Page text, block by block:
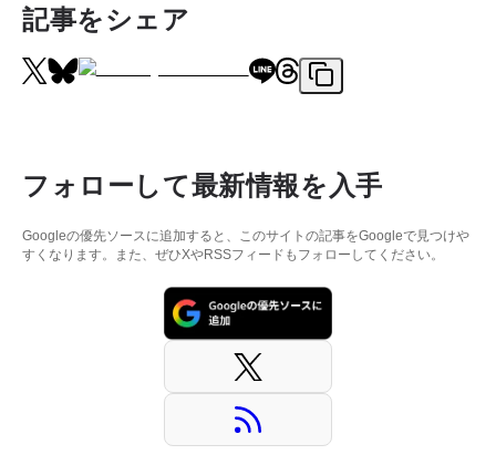
記事をシェア
フォローして最新情報を入手
Googleの優先ソースに追加すると、このサイトの記事をGoogleで見つけや
すくなります。また、ぜひXやRSSフィードもフォローしてください。